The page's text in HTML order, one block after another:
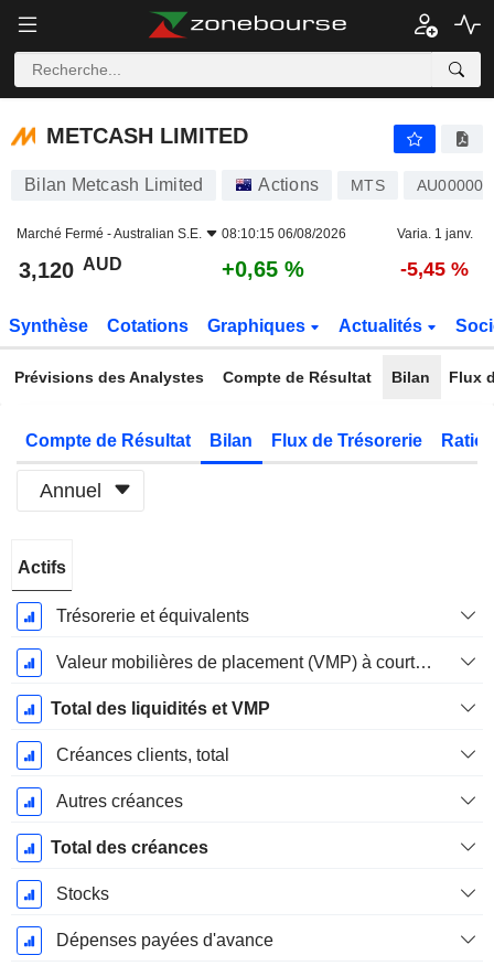
METCASH LIMITED
METCASH LIMITED
Bilan Metcash Limited Actions MTS
Marché Fermé -Australian S.E. 08:10:15 06/08/2026 Varia. 1 janv.
3,120 AUD +0,65 % -5,45 %
Synthèse Cotations Graphiques Actualités
Prévisions des Analystes Compte de Résultat Bilan Flux
Compte de Résultat Bilan Flux de Trésorerie
Annuel
Fiscale:
Avril
Actifs
Trésorerie et équivalents
Valeur mobilières de placement (VMP) à court terme
Total des liquidités et VMP
Créances clients, total
Autres créances
Total des créances
Stocks
Dépenses payées d'avance